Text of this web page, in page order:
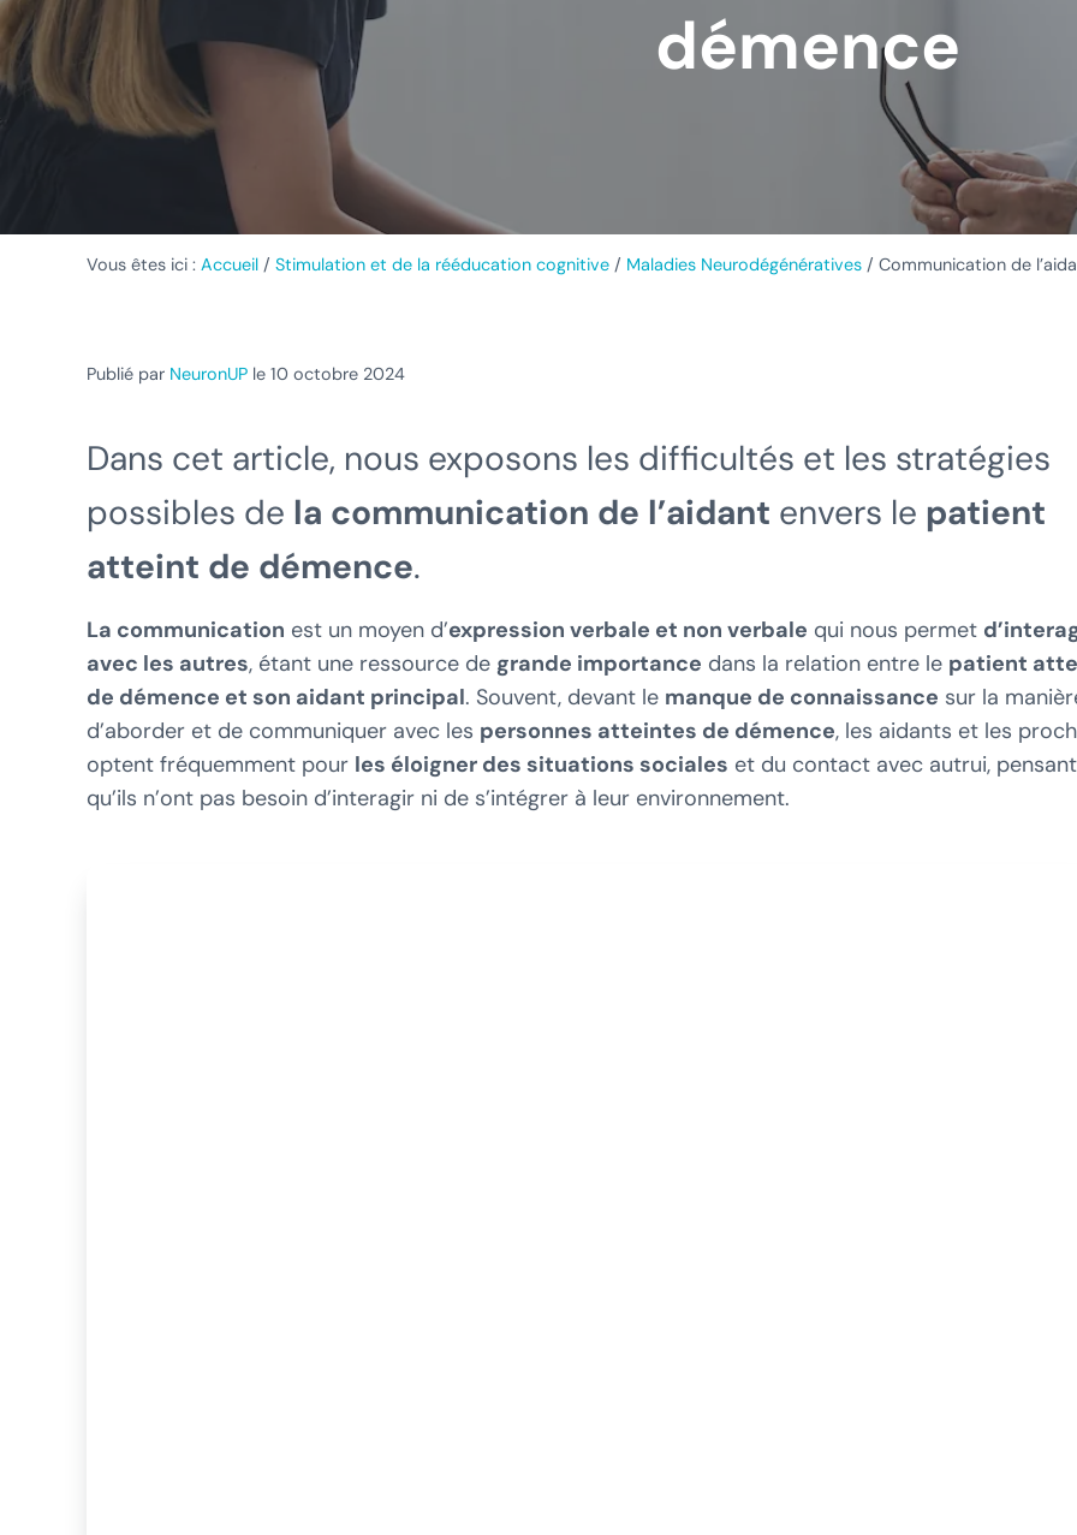
démence
Vous êtes ici : Accueil / Stimulation et de la rééducation cognitive / Maladies Neurodégénératives / Communication de
Publié par NeuronUP le 10 octobre 2024
Dans cet article, nous exposons les difficultés et les stratégies
possibles de la communication de l’aidant envers le patient
atteint de démence.
La communication est un moyen d’expression verbale et non verbale qui nous permet
avec les autres, étant une ressource de grande importance dans la relation entre le patient
de démence et son aidant principal. Souvent, devant le manque de connaissance sur la
d’aborder et de communiquer avec les personnes atteintes de démence, les aidants et les
optent fréquemment pour les éloigner des situations sociales et du contact avec autrui, pensant
qu’ils n’ont pas besoin d’interagir ni de s’intégrer à leur environnement.